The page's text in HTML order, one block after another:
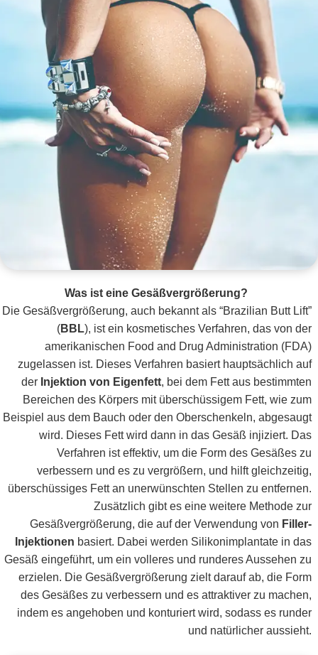
Was ist eine Gesäßvergrößerung?
Die Gesäßvergrößerung, auch bekannt als “Brazilian Butt Lift”
(BBL), ist ein kosmetisches Verfahren, das von der
amerikanischen Food and Drug Administration (FDA)
zugelassen ist. Dieses Verfahren basiert hauptsächlich auf
der Injektion von Eigenfett, bei dem Fett aus bestimmten
Bereichen des Körpers mit überschüssigem Fett, wie zum
Beispiel aus dem Bauch oder den Oberschenkeln, abgesaugt
wird. Dieses Fett wird dann in das Gesäß injiziert. Das
Verfahren ist effektiv, um die Form des Gesäßes zu
verbessern und es zu vergrößern, und hilft gleichzeitig,
überschüssiges Fett an unerwünschten Stellen zu entfernen.
Zusätzlich gibt es eine weitere Methode zur
Gesäßvergrößerung, die auf der Verwendung von Filler-
Injektionen basiert. Dabei werden Silikonimplantate in das
Gesäß eingeführt, um ein volleres und runderes Aussehen zu
erzielen. Die Gesäßvergrößerung zielt darauf ab, die Form
des Gesäßes zu verbessern und es attraktiver zu machen,
indem es angehoben und konturiert wird, sodass es runder
und natürlicher aussieht.